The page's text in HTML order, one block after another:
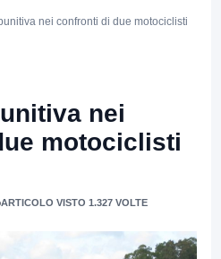
nei confronti di due motociclisti
nei
motociclisti
ARTICOLO VISTO 1.327 VOLTE